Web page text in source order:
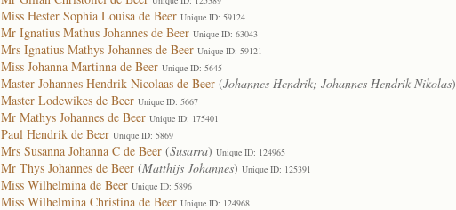
Miss Hester Sophia Louisa de Beer Unique ID: 59124
Mr Ignatius Mathus Johannes de Beer Unique ID: 63043
Mrs Ignatius Mathys Johannes de Beer Unique ID: 59121
Miss Johanna Martinna de Beer Unique ID: 5645
Master Johannes Hendrik Nicolaas de Beer (Johannes Hendrik; Johannes Hendrik Nikolas)
Master Lodewikes de Beer Unique ID: 5667
Mr Mathys Johannes de Beer Unique ID: 175401
Paul Hendrik de Beer Unique ID: 5869
Mrs Susanna Johanna C de Beer (Susarra) Unique ID: 124965
Mr Thys Johannes de Beer (Matthijs Johannes) Unique ID: 125391
Miss Wilhelmina de Beer Unique ID: 5896
Miss Wilhelmina Christina de Beer Unique ID: 124968